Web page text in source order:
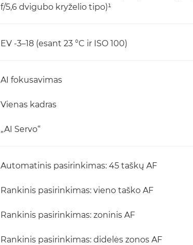
f/5,6 dvigubo kryželio tipo)¹
EV -3–18 (esant 23 °C ir ISO 100)
AI fokusavimas
Vienas kadras
„AI Servo“
Automatinis pasirinkimas: 45 taškų AF
Rankinis pasirinkimas: vieno taško AF
Rankinis pasirinkimas: zoninis AF
Rankinis pasirinkimas: didelės zonos AF